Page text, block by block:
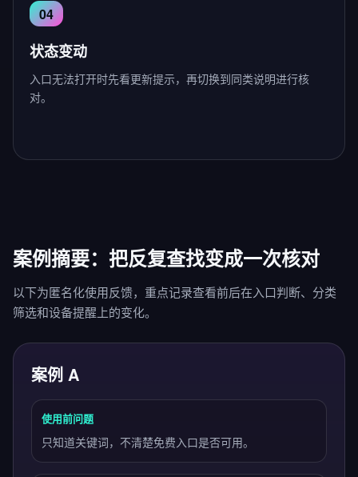
状态变动
入口无法打开时先看更新提示，再切换到同类说明进行核
对。
案例摘要：把反复查找变成一次核对
以下为匿名化使用反馈，重点记录查看前后在入口判断、分类
筛选和设备提醒上的变化。
案例 A
使用前问题
只知道关键词，不清楚免费入口是否可用。